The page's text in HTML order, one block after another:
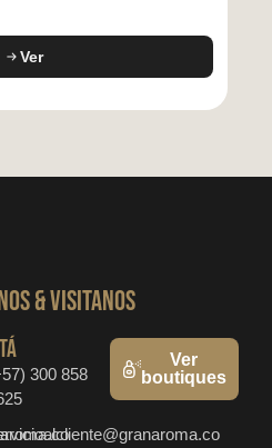
Ver
& VISITANOS
300 858
Ver
boutiques